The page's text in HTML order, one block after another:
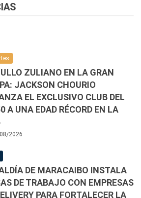
ZULIANO EN LA GRAN
JACKSON CHOURIO
EL EXCLUSIVO CLUB DEL
A UNA EDAD RÉCORD EN LA
2026
DE MARACAIBO INSTALA
DE TRABAJO CON EMPRESAS
PARA FORTALECER LA